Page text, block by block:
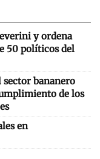
y ordena
50 políticos del
sector bananero
de los
en